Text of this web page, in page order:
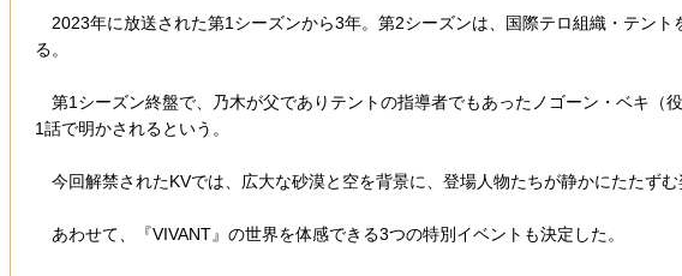
2023年に放送された第1シーズンから3年。第2シーズンは、国際テロ組織・テン
る。
第1シーズン終盤で、乃木が父でありテントの指導者でもあったノゴーン・ベキ（
1話で明かされるという。
今回解禁されたKVでは、広大な砂漠と空を背景に、登場人物たちが静かにたたず
あわせて、『VIVANT』の世界を体感できる3つの特別イベントも決定した。